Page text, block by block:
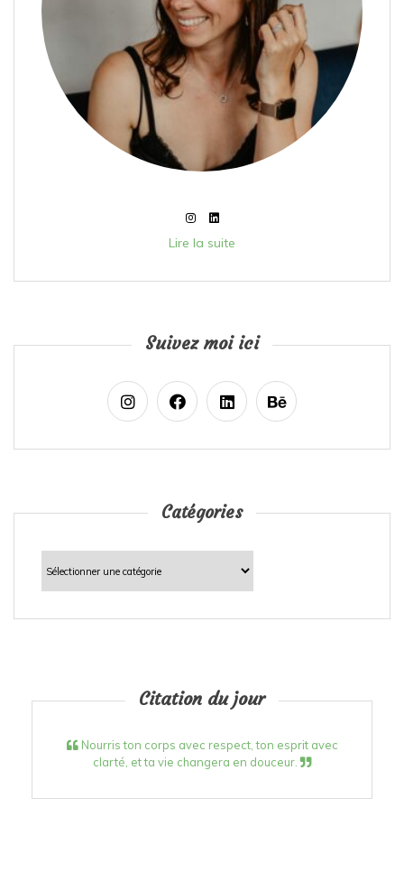
Lire la suite
Suivez moi ici
Catégories
Catégories
Citation du jour
Nourris ton corps avec respect, ton esprit avec
clarté, et ta vie changera en douceur.